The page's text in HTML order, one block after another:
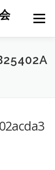
メニュー
MEMBER